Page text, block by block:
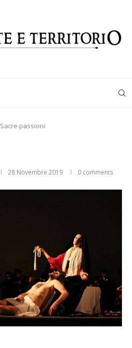
Sacre passioni
28 Novembre 2019 0 comments